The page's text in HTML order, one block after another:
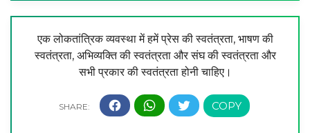
एक लोकतांत्रिक व्यवस्था में हमें प्रेस की स्वतंत्रता, भाषण की
स्वतंत्रता, अभिव्यक्ति की स्वतंत्रता और संघ की स्वतंत्रता और
सभी प्रकार की स्वतंत्रता होनी चाहिए।